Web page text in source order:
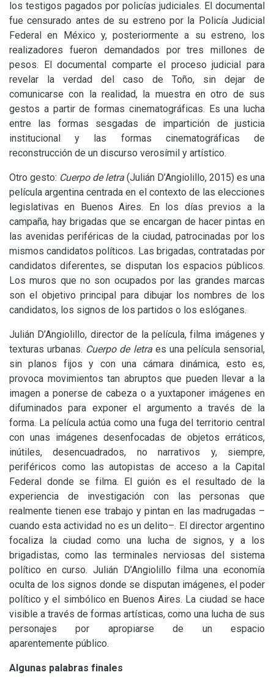
los testigos pagados por policías judiciales. El documental
fue censurado antes de su estreno por la Policía Judicial
Federal en México y, posteriormente a su estreno, los
realizadores fueron demandados por tres millones de
pesos. El documental comparte el proceso judicial para
revelar la verdad del caso de Toño, sin dejar de
comunicarse con la realidad, la muestra en otro de sus
gestos a partir de formas cinematográficas. Es una lucha
entre las formas sesgadas de impartición de justicia
institucional y las formas cinematográficas de
reconstrucción de un discurso verosímil y artístico.
Otro gesto: Cuerpo de letra (Julián D’Angiolillo, 2015) es una
película argentina centrada en el contexto de las elecciones
legislativas en Buenos Aires. En los días previos a la
campaña, hay brigadas que se encargan de hacer pintas en
las avenidas periféricas de la ciudad, patrocinadas por los
mismos candidatos políticos. Las brigadas, contratadas por
candidatos diferentes, se disputan los espacios públicos.
Los muros que no son ocupados por las grandes marcas
son el objetivo principal para dibujar los nombres de los
candidatos, los signos de los partidos o los eslóganes.
Julián D’Angiolillo, director de la película, filma imágenes y
texturas urbanas. Cuerpo de letra es una película sensorial,
sin planos fijos y con una cámara dinámica, esto es,
provoca movimientos tan abruptos que pueden llevar a la
imagen a ponerse de cabeza o a yuxtaponer imágenes en
difuminados para exponer el argumento a través de la
forma. La película actúa como una fuga del territorio central
con unas imágenes desenfocadas de objetos erráticos,
inútiles, desencuadrados, no narrativos y, siempre,
periféricos como las autopistas de acceso a la Capital
Federal donde se filma. El guión es el resultado de la
experiencia de investigación con las personas que
realmente tienen ese trabajo y pintan en las madrugadas –
cuando esta actividad no es un delito–. El director argentino
focaliza la ciudad como una lucha de signos, y a los
brigadistas, como las terminales nerviosas del sistema
político en curso. Julián D’Angiolillo filma una economía
oculta de los signos donde se disputan imágenes, el poder
político y el simbólico en Buenos Aires. La ciudad se hace
visible a través de formas artísticas, como una lucha de sus
personajes por apropiarse de un espacio
aparentemente público.
Algunas palabras finales